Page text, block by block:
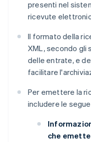
presenti nel
ricevute
Il formato della
XML, secondo gli
delle entrate, e
facilitare
Per emettere la
includere le
che